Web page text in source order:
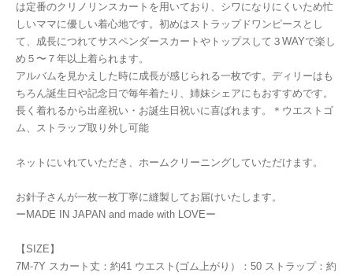
は定番のクリノリンスカートを用いており、シワになりにくいため忙
しいママに優しい着心地です。初めはストラップドワンピースとし
て、成長につれてサスペンダースカートやトップスして３WAYで楽し
め５〜７年以上着られます。
アルバムを見かえした時に成長が感じられる一枚です。ディリーはも
ちろん誕生日や記念日で毎年着たり、姉妹シェアにもおすすめです。
長く着れるから出産祝い・お誕生日祝いに喜ばれます。＊ウエストゴ
ム、ストラップ取り外し可能
ネットにいれていただき、ホームクリーニングしていただけます。
お針子さんが一枚一枚丁寧に縫製してお届けいたします。
ーMADE IN JAPAN and made with LOVEー
【SIZE】
7M-7Y スカート丈：約41 ウエスト(ゴム上がり）：50 ストラップ：約